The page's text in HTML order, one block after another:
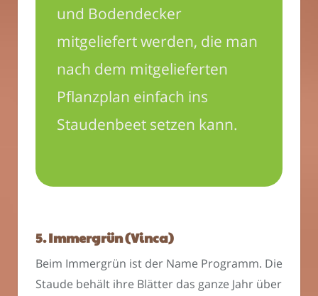
und Bodendecker
mitgeliefert werden, die man
nach dem mitgelieferten
Pflanzplan einfach ins
Staudenbeet setzen kann.
5. Immergrün (Vinca)
Beim Immergrün ist der Name Programm. Die
Staude behält ihre Blätter das ganze Jahr über